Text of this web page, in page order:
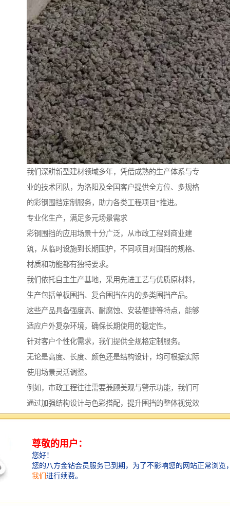
我们深耕新型建材领域多年，凭借成熟的生产体系与专
业的技术团队，为洛阳及全国客户提供全方位、多规格
的彩钢围挡定制服务，助力各类工程项目*推进。
专业化生产，满足多元场景需求
彩钢围挡的应用场景十分广泛，从市政工程到商业建
筑，从临时设施到长期围护，不同项目对围挡的规格、
材质和功能都有独特要求。
我们依托自主生产基地，采用先进工艺与优质原材料，
生产包括单板围挡、复合围挡在内的多类围挡产品。
这些产品具备强度高、耐腐蚀、安装便捷等特点，能够
适应户外复杂环境，确保长期使用的稳定性。
针对客户个性化需求，我们提供全规格定制服务。
无论是高度、长度、颜色还是结构设计，均可根据实际
使用场景灵活调整。
例如，市政工程往往需要兼顾美观与警示功能，我们可
通过加强结构设计与色彩搭配，提升围挡的整体视觉效
果与安全性；而对于长期使用的工业围护场景，则会侧
每一款定制围挡的背后，都是我们对客户需求的深入理
解与精准落实。
全流程服务，从生产到安装无缝衔接